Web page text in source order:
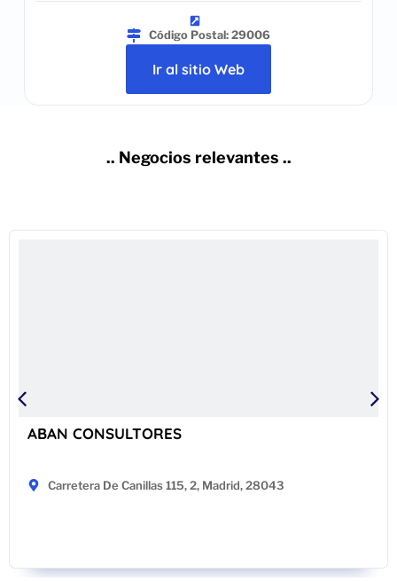
Código Postal: 29006
Ir al sitio Web
.. Negocios relevantes ..
ABAN CONSULTORES
Carretera De Canillas 115, 2, Madrid, 28043